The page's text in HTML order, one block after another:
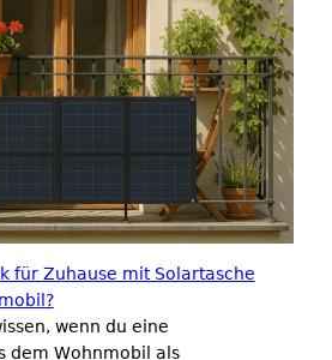
für Zuhause mit Solartasche
wenn du eine
dem Wohnmobil als